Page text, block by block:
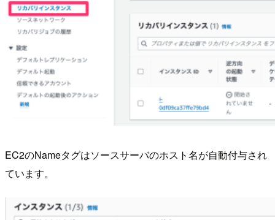
EC2のNameタグはソースサーバのホスト名が自動付与され
ています。